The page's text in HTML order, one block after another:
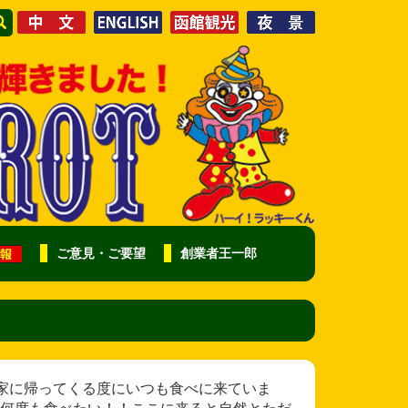
ご意見・ご要望 創業者王一郎
帰ってくる度にいつも食べに来ていま